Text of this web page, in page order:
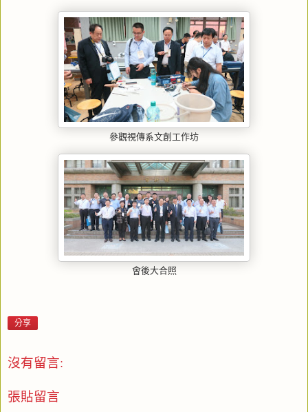
參觀視傳系文創工作坊
會後大合照
分享
沒有留言:
張貼留言